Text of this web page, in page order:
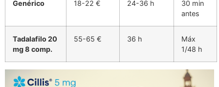
Genérico 18-22 € 24-36 h
30 min
antes
Tadalafilo 20
mg 8 comp.
55-65 € 36 h
Máx
1/48 h